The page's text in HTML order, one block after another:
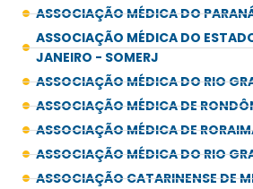
ASSOCIAÇÃO MÉDICA DO
ASSOCIAÇÃO MÉDICA DO
JANEIRO - SOMERJ
ASSOCIAÇÃO MÉDICA DO RIO
ASSOCIAÇÃO MÉDICA DE
ASSOCIAÇÃO MÉDICA DE
ASSOCIAÇÃO MÉDICA DO RIO
ASSOCIAÇÃO CATARINENSE DE